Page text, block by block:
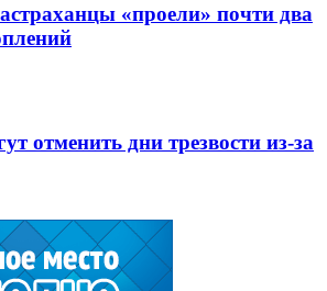
«проели» почти два
отменить дни трезвости из-за